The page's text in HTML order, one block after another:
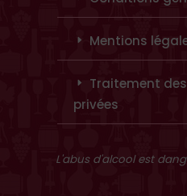
Mentions
Traitement
privées
L'abus d'alcool est